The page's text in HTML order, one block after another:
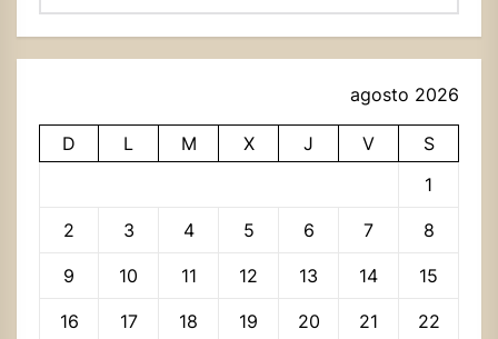
agosto 2026
D L M X J V
S
1
2 3 4 5 6 7 8
9 10 11 12 13 14 15
16 17 18 19 20 21 22